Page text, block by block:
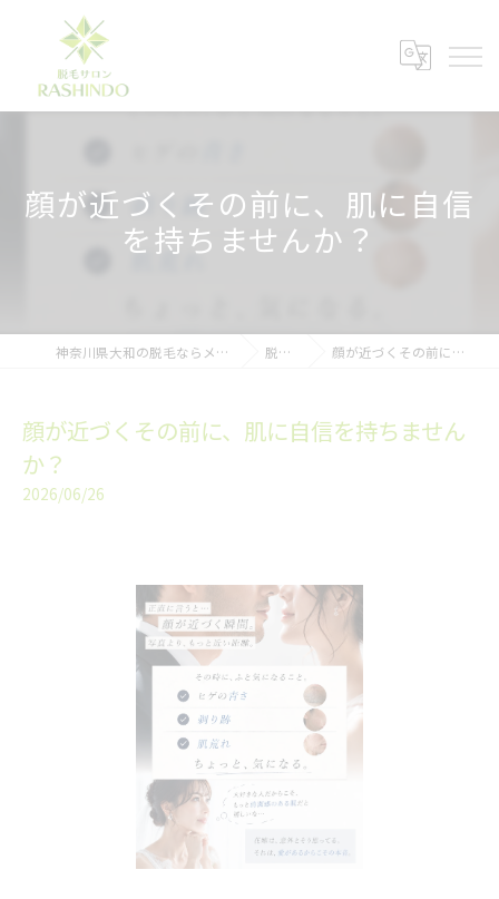
顔が近づくその前に、肌に自信
を持ちませんか？
神奈川県大和の脱毛ならメンズ脱毛サロンRASHINDO大和店 脱毛ブログ 顔が近づくその前に、肌に自信を持ちませんか？
顔が近づくその前に、肌に自信を持ちません
か？
2026/06/26